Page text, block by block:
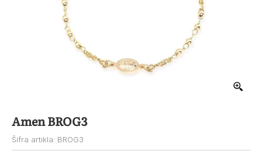
Amen BROG3
Šifra artikla: BROG3